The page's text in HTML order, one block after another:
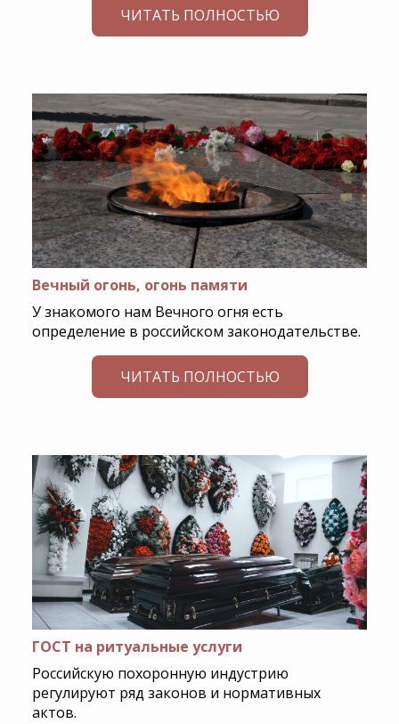
ЧИТАТЬ ПОЛНОСТЬЮ
Вечный огонь, огонь памяти
У знакомого нам Вечного огня есть
определение в российском законодательстве.
ЧИТАТЬ ПОЛНОСТЬЮ
ГОСТ на ритуальные услуги
Российскую похоронную индустрию
регулируют ряд законов и нормативных
актов.